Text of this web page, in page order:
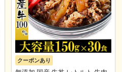
クーポンあり